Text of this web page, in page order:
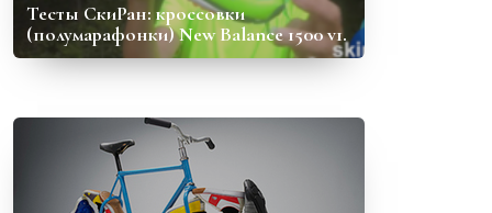
Тесты СкиРан: кроссовки
(полумарафонки) New Balance 1500 v1.